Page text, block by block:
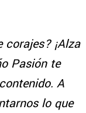
¡Alza
Pasión te
A
lo que